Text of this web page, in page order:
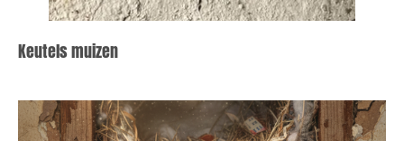
Keutels muizen